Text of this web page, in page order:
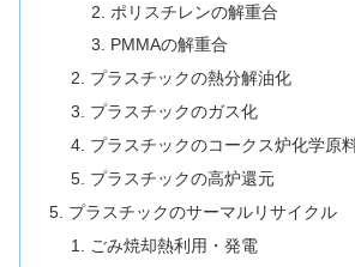
ポリスチレンの解重合
PMMAの解重合
プラスチックの熱分解油化
プラスチックのガス化
プラスチックのコークス炉化学原
プラスチックの高炉還元
プラスチックのサーマルリサイクル
ごみ焼却熱利用・発電